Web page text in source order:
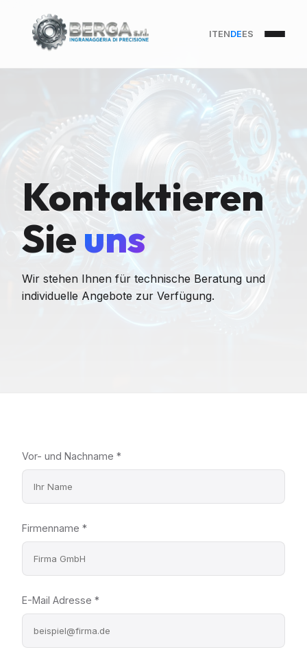
ITENDEES
Kontaktieren
Sieuns
Wir stehen Ihnen für technische Beratung und
individuelle Angebote zur Verfügung.
Vor- und Nachname *
Firmenname *
E-Mail Adresse *